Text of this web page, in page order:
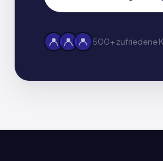
500+ zufriedene